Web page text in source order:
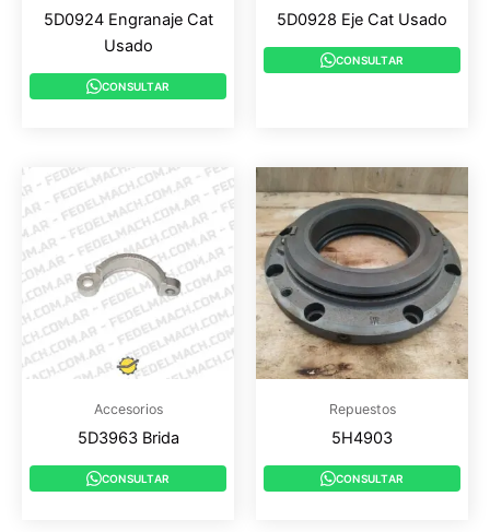
5D0924 Engranaje Cat
Usado
CONSULTAR
5D0928 Eje Cat Usado
CONSULTAR
Accesorios
5D3963 Brida
CONSULTAR
Repuestos
5H4903
CONSULTAR